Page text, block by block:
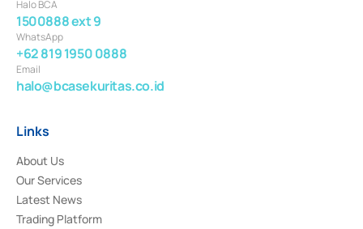
Halo BCA
1500888 ext 9
WhatsApp
+62 819 1950 0888
Email
halo@bcasekuritas.co.id
Links
About Us
Our Services
Latest News
Trading Platform